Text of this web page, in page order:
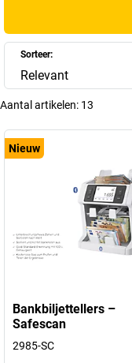
Sorteer:
Relevant
Aantal artikelen: 13
Nieuw
Bankbiljettellers –
Safescan
2985-SC